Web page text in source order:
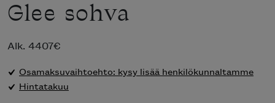
Glee sohva
Alk. 4407€
Osamaksuvaihtoehto: kysy lisää henkilökunnaltamme
Hintatakuu